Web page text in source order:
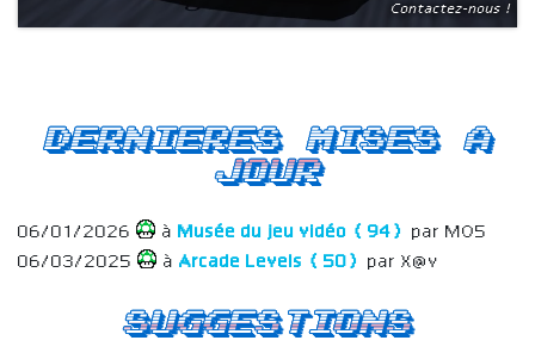
Contactez-nous !
Suggestions
Dernieres mises a
jour
06/01/2026 à Musée du jeu vidéo (94)
par MO5
06/03/2025
à Arcade Levels (50) par X@v